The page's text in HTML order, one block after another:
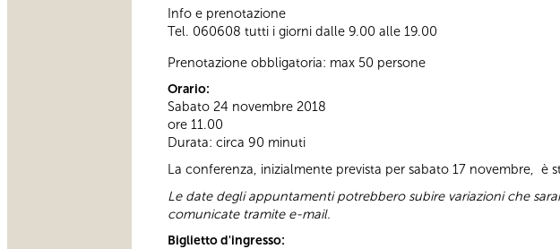
Info e prenotazione
Tel. 060608 tutti i giorni dalle 9.00 alle 19.00
Prenotazione obbligatoria: max 50 persone
Orario:
Sabato 24 novembre 2018
ore 11.00
Durata: circa 90 minuti
La conferenza, inizialmente prevista per sabato 17 novembre, è
Le date degli appuntamenti potrebbero subire variazioni che
comunicate tramite e-mail.
Biglietto d'ingresso: